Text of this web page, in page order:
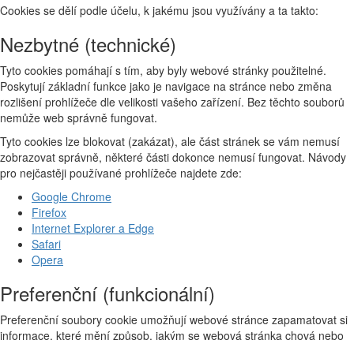
Cookies se dělí podle účelu, k jakému jsou využívány a ta takto:
Nezbytné (technické)
Tyto cookies pomáhají s tím, aby byly webové stránky použitelné.
Poskytují základní funkce jako je navigace na stránce nebo změna
rozlišení prohlížeče dle velikosti vašeho zařízení. Bez těchto souborů
nemůže web správně fungovat.
Tyto cookies lze blokovat (zakázat), ale část stránek se vám nemusí
zobrazovat správně, některé části dokonce nemusí fungovat. Návody
pro nejčastěji používané prohlížeče najdete zde:
Google Chrome
Firefox
Internet Explorer a Edge
Safari
Opera
Preferenční (funkcionální)
Preferenční soubory cookie umožňují webové stránce zapamatovat si
informace, které mění způsob, jakým se webová stránka chová nebo